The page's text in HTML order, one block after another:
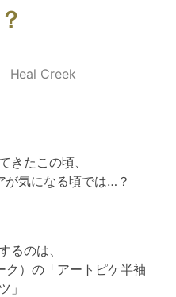
Heal Creek
きたこの頃、
が気になる頃では…？
るのは、
）の「アートピケ半袖
」